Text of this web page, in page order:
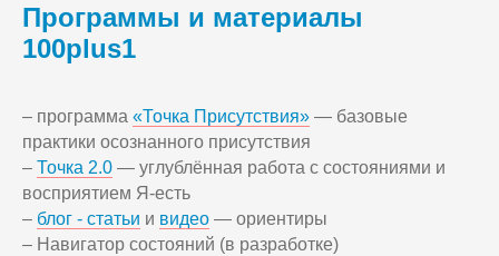
Программы и материалы
100plus1
– программа «Точка Присутствия» — базовые
практики осознанного присутствия
– Точка 2.0 — углублённая работа с состояниями и
восприятием Я-есть
– блог - статьи и видео — ориентиры
– Навигатор состояний (в разработке)